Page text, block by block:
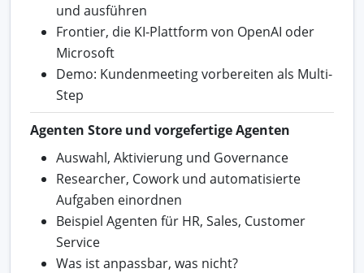
und ausführen
Frontier, die KI-Plattform von OpenAI oder
Microsoft
Demo: Kundenmeeting vorbereiten als Multi-
Step
Agenten Store und vorgefertige Agenten
Auswahl, Aktivierung und Governance
Researcher, Cowork und automatisierte
Aufgaben einordnen
Beispiel Agenten für HR, Sales, Customer
Service
Was ist anpassbar, was nicht?